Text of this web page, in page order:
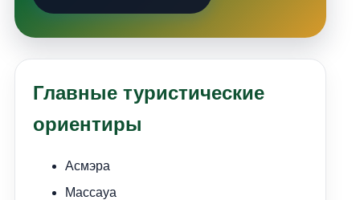
Главные туристические
ориентиры
Асмэра
Массауа